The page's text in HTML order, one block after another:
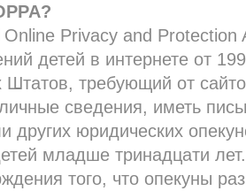
Online Privacy and Protection
детей в интернете от
требующий от
сведения, иметь
других юридических
младше тринадцати
того, что опекуны